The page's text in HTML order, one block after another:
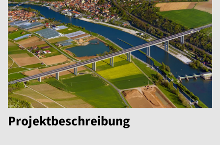
Projektbeschreibung